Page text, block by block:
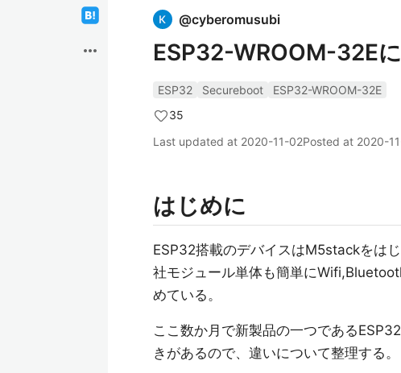
more_horiz
@cyberomusubi
ESP32-WROOM-32E
ESP32 Secureboot
ESP32-WROOM-32E
35
Last updated at 2020-11-02Posted at 2020-
はじめに
ESP32搭載のデバイスはM5stackをは
社モジュール単体も簡単に
めている。
ここ数か月で新製品の一つである
きがあるので、違いについて整理する。